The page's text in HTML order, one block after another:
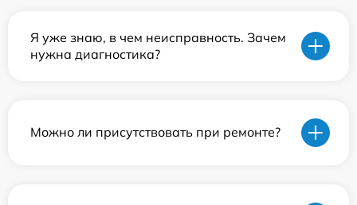
Я уже знаю, в чем неисправность. Зачем
нужна диагностика?
Можно ли присутствовать при ремонте?